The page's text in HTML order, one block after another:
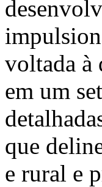
voltada à
em um
que
e rural e